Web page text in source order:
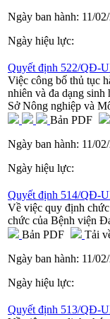
Ngày ban hành: 11/
Ngày hiệu lực:
Quyết định 522/QĐ-
Việc công bố thủ tục
nhiên và đa dạng
Sở Nông nghiệp và
Bản PDF
Ngày ban hành: 11/
Ngày hiệu lực:
Quyết định 514/QĐ-
Về việc quy định
chức của Bệnh viện
Bản PDF
Tải
Ngày ban hành: 11/
Ngày hiệu lực:
Quyết định 513/QĐ-